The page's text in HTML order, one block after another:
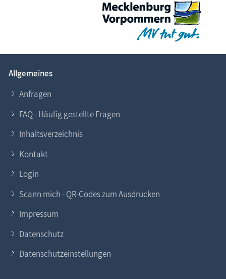
Allgemeines
Anfragen
FAQ - Häufig gestellte Fragen
Inhaltsverzeichnis
Kontakt
Login
Scann mich - QR-Codes zum Ausdrucken
Impressum
Datenschutz
Datenschutzeinstellungen